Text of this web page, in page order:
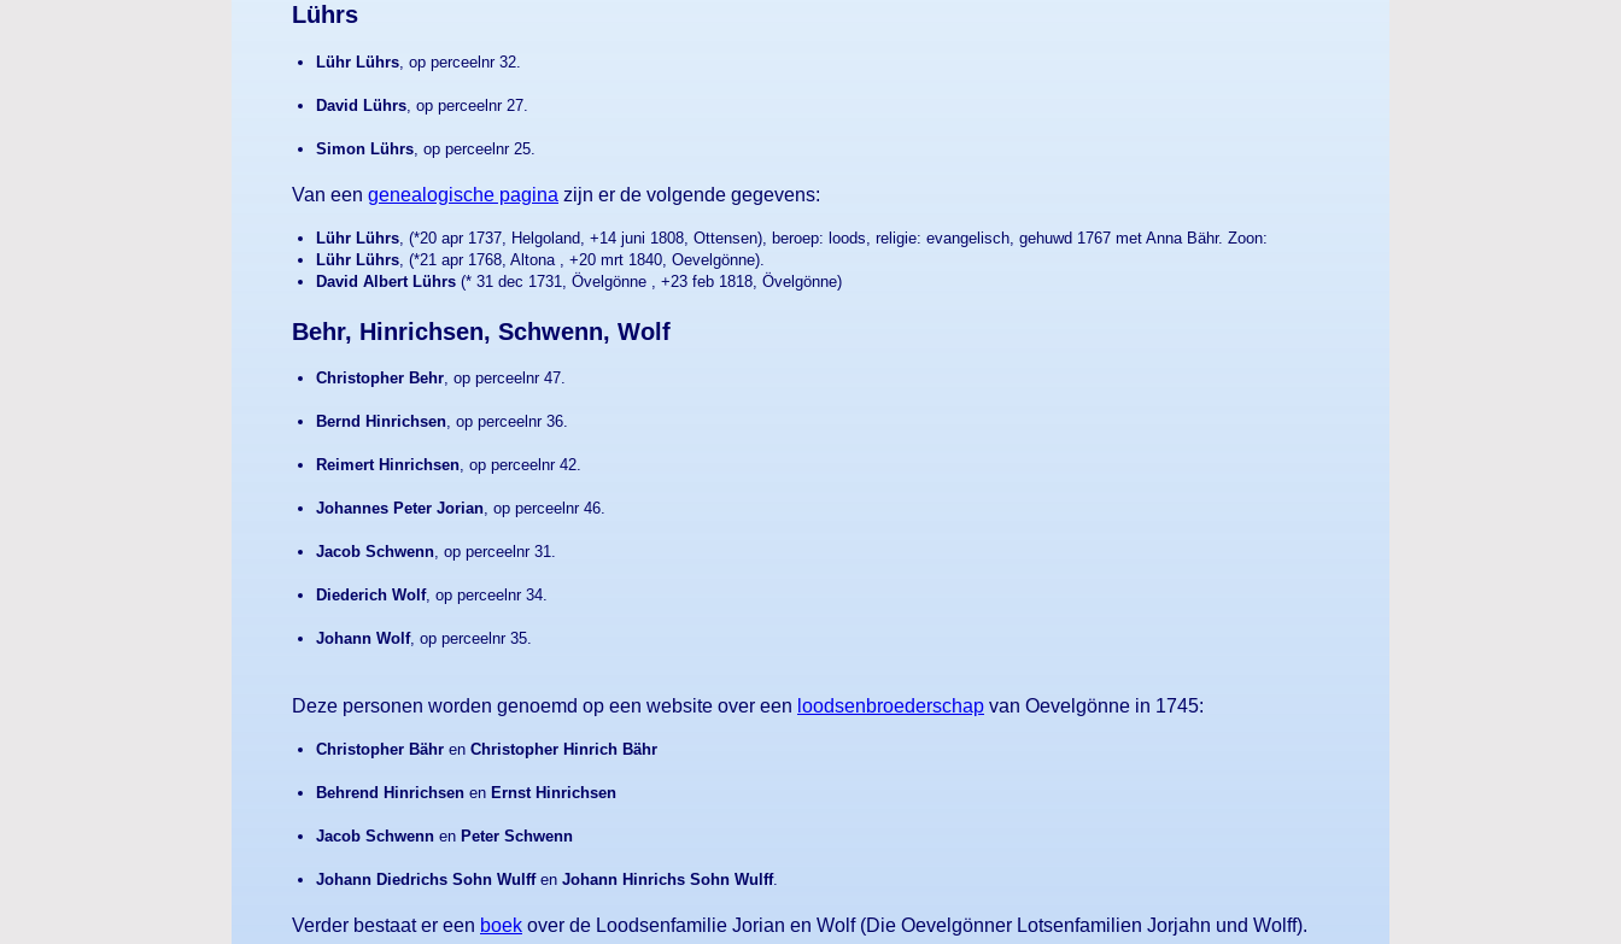
Lührs
Lühr Lührs , op perceelnr 32.
David Lührs , op perceelnr 27.
Simon Lührs , op perceelnr 25.
Van een genealogische pagina zijn er de volgende gegevens:
Lühr Lührs , (*20 apr 1737, Helgoland, +14 juni 1808, Ottensen), beroep: loods, religie: evangelisch, gehuwd 1767 met Anna Bähr. Zoon:
Lühr Lührs , (*21 apr 1768, Altona , +20 mrt 1840, Oevelgönne).
David Albert Lührs (* 31 dec 1731, Övelgönne , +23 feb 1818, Övelgönne)
Behr, Hinrichsen, Schwenn, Wolf
Christopher Behr, op perceelnr 47.
Bernd Hinrichsen, op perceelnr 36.
Reimert Hinrichsen, op perceelnr 42.
Johannes Peter Jorian, op perceelnr 46.
Jacob Schwenn, op perceelnr 31.
Diederich Wolf, op perceelnr 34.
Johann Wolf, op perceelnr 35.
Deze personen worden genoemd op een website over een loodsenbroederschap van Oevelgönne in 1745:
Christopher Bähr en Christopher Hinrich Bähr
Behrend Hinrichsen en Ernst Hinrichsen
Jacob Schwenn en Peter Schwenn
Johann Diedrichs Sohn Wulffen Johann Hinrichs Sohn Wulff.
Verder bestaat er een boek over de Loodsenfamilie Jorian en Wolf (Die Oevelgönner Lotsenfamilien Jorjahn und Wolff).